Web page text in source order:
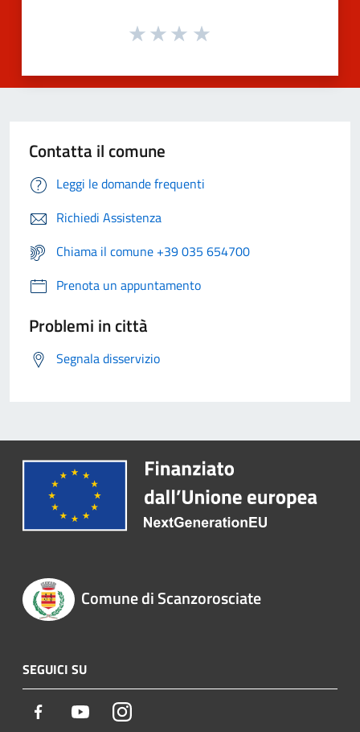
Contatta il comune
Leggi le domande frequenti
Richiedi Assistenza
Chiama il comune +39 035 654700
Prenota un appuntamento
Problemi in città
Segnala disservizio
Comune di Scanzorosciate
SEGUICI SU
Facebook YoutubeInstagram